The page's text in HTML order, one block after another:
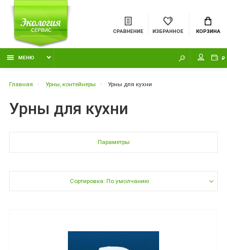
СРАВНЕНИЕ ИЗБРАННОЕ КОРЗИНА
МЕНЮ ₽
Главная Урны, контейнеры Урны для кухни
Урны для кухни
Параметры
Сортировка: По умолчанию